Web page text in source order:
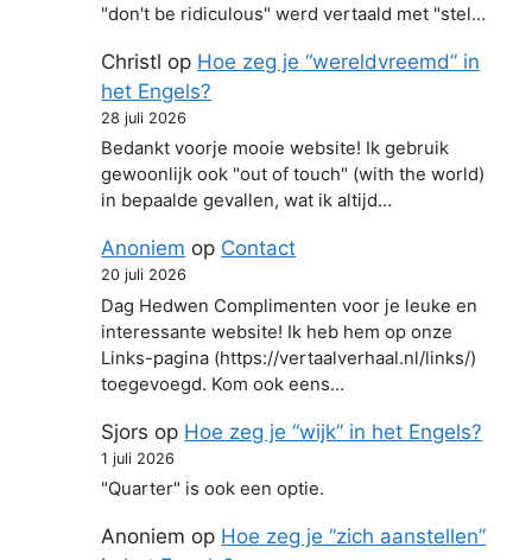
"don't be ridiculous" werd vertaald met "stel…
Christl op Hoe zeg je “wereldvreemd” in
het Engels?
28 juli 2026
Bedankt voorje mooie website! Ik gebruik
gewoonlijk ook "out of touch" (with the world)
in bepaalde gevallen, wat ik altijd…
Anoniem op Contact
20 juli 2026
Dag Hedwen Complimenten voor je leuke en
interessante website! Ik heb hem op onze
Links-pagina (https://vertaalverhaal.nl/links/)
toegevoegd. Kom ook eens…
Sjors op Hoe zeg je “wijk” in het Engels?
1 juli 2026
"Quarter" is ook een optie.
Anoniem op Hoe zeg je “zich aanstellen”